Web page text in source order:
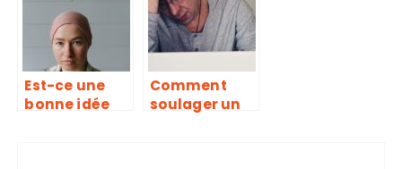
Est-ce une
bonne idée
Comment
soulager un